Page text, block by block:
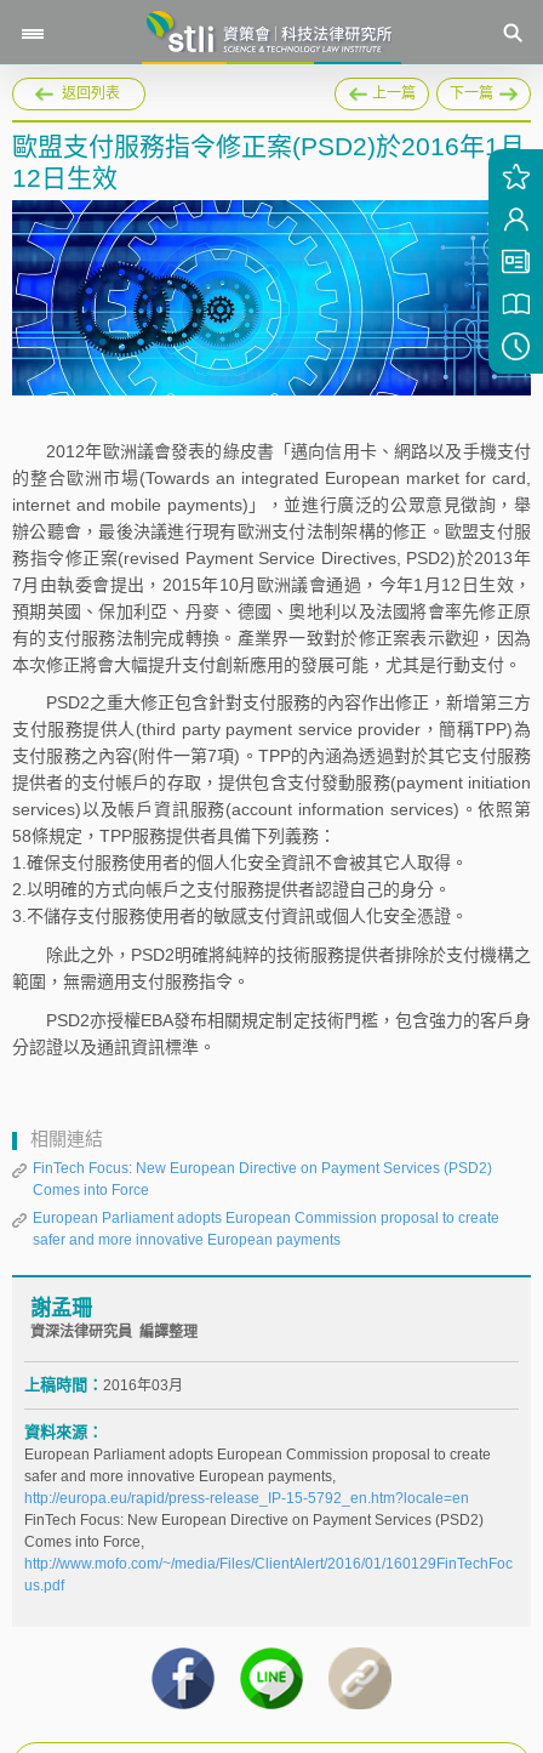
返回列表 上一篇 下一篇
歐盟支付服務指令修正案(PSD2)於2016年1月
12日生效
2012年歐洲議會發表的綠皮書「邁向信用卡、網路以及手機支付
的整合歐洲市場(Towards an integrated European market for card,
internet and mobile payments)」，並進行廣泛的公眾意見徵詢，舉
辦公聽會，最後決議進行現有歐洲支付法制架構的修正。歐盟支付服
務指令修正案(revised Payment Service Directives, PSD2)於2013年
7月由執委會提出，2015年10月歐洲議會通過，今年1月12日生效，
預期英國、保加利亞、丹麥、德國、奧地利以及法國將會率先修正原
有的支付服務法制完成轉換。產業界一致對於修正案表示歡迎，因為
本次修正將會大幅提升支付創新應用的發展可能，尤其是行動支付。
PSD2之重大修正包含針對支付服務的內容作出修正，新增第三方
支付服務提供人(third party payment service provider，簡稱TPP)為
支付服務之內容(附件一第7項)。TPP的內涵為透過對於其它支付服務
提供者的支付帳戶的存取，提供包含支付發動服務(payment initiation
services)以及帳戶資訊服務(account information services)。依照第
58條規定，TPP服務提供者具備下列義務：
1.確保支付服務使用者的個人化安全資訊不會被其它人取得。
2.以明確的方式向帳戶之支付服務提供者認證自己的身分。
3.不儲存支付服務使用者的敏感支付資訊或個人化安全憑證。
除此之外，PSD2明確將純粹的技術服務提供者排除於支付機構之
範圍，無需適用支付服務指令。
PSD2亦授權EBA發布相關規定制定技術門檻，包含強力的客戶身
分認證以及通訊資訊標準。
相關連結
FinTech Focus: New European Directive on Payment Services (PSD2)
Comes into Force
European Parliament adopts European Commission proposal to create
safer and more innovative European payments
謝孟珊
資深法律研究員 編譯整理
上稿時間： 2016年03月
資料來源：
European Parliament adopts European Commission proposal to create
safer and more innovative European payments,
http://europa.eu/rapid/press-release_IP-15-5792_en.htm?locale=en
FinTech Focus: New European Directive on Payment Services (PSD2)
Comes into Force,
http://www.mofo.com/~/media/Files/ClientAlert/2016/01/160129FinTechFoc
us.pdf